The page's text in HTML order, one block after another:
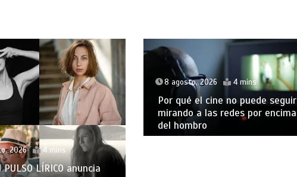
2026 4 mins
LÍRICO anuncia
8 agosto, 2026 4 mins
Por qué el cine no puede seguir
mirando a las redes por encima
del hombro